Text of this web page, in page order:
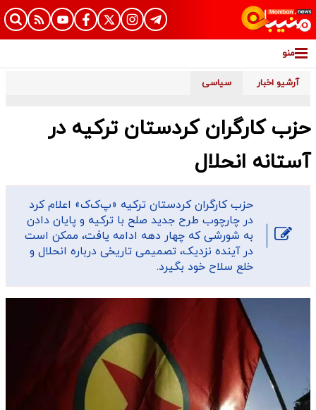
منو
آرشیو اخبار سیاسی
حزب کارگران کردستان ترکیه در
آستانه انحلال
حزب کارگران کردستان ترکیه «پ‌ک‌ک» اعلام کرد
در چارچوب طرح جدید صلح با ترکیه و پایان دادن
به شورشی که چهار دهه ادامه یافت، ممکن است
در آینده نزدیک، تصمیمی تاریخی درباره انحلال و
خلع سلاح خود بگیرد.